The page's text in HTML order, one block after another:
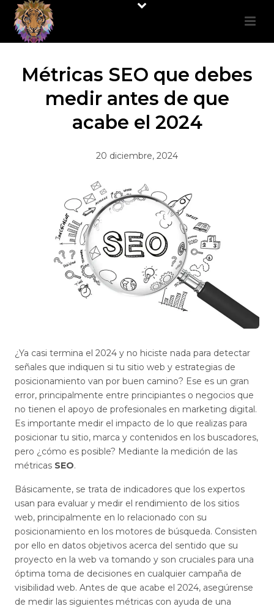
Métricas SEO que debes
medir antes de que
acabe el 2024
20 diciembre, 2024
¿Ya casi termina el 2024 y no hiciste nada para detectar
señales que indiquen si tu sitio web y estrategias de
posicionamiento van por buen camino? Ese es un gran
error, principalmente entre principiantes o negocios que
no tienen el apoyo de profesionales en marketing digital.
Es importante medir el impacto de lo que realizas para
posicionar tu sitio, marca y contenidos en los buscadores,
pero ¿cómo es posible? Mediante la medición de las
métricas SEO.
Básicamente, se trata de indicadores que los expertos
usan para evaluar y medir el rendimiento de los sitios
web, principalmente en lo relacionado con su
posicionamiento en los motores de búsqueda. Consisten
por ello en datos objetivos acerca del sentido que su
proyecto en la web va tomando y son cruciales para una
óptima toma de decisiones en cualquier campaña de
visibilidad web. Antes de que acabe el 2024, asegúrense
de medir las siguientes métricas con ayuda de una